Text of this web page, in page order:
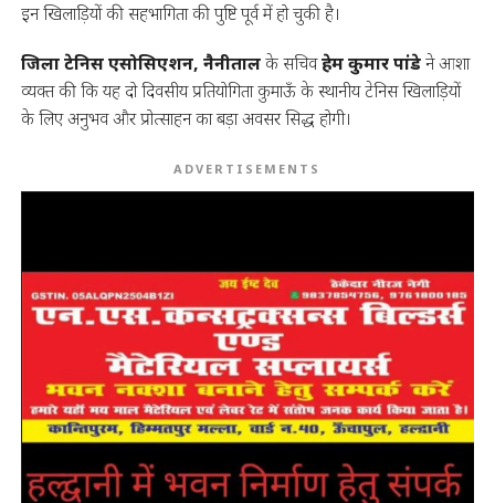
इन खिलाड़ियों की सहभागिता की पुष्टि पूर्व में हो चुकी है।
जिला टेनिस एसोसिएशन, नैनीतालके सचिवहेम कुमार पांडेने आशा
व्यक्त की कि यह दो दिवसीय प्रतियोगिता कुमाऊँ के स्थानीय टेनिस खिलाड़ियों
के लिए अनुभव और प्रोत्साहन का बड़ा अवसर सिद्ध होगी।
ADVERTISEMENTS